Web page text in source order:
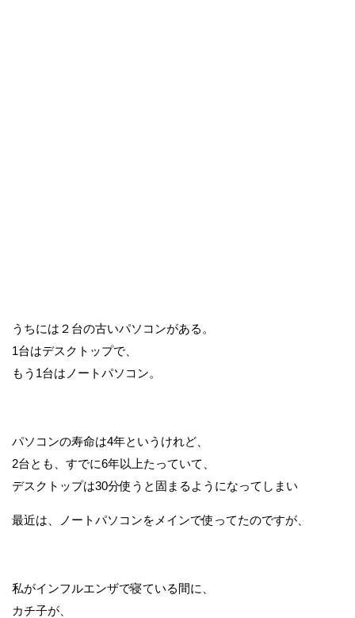
うちには２台の古いパソコンがある。
1台はデスクトップで、
もう1台はノートパソコン。
パソコンの寿命は4年というけれど、
2台とも、すでに6年以上たっていて、
デスクトップは30分使うと固まるようになってしまい
最近は、ノートパソコンをメインで使ってたのですが、
私がインフルエンザで寝ている間に、
カチ子が、